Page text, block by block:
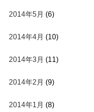
2014年5月 (6)
2014年4月 (10)
2014年3月 (11)
2014年2月 (9)
2014年1月 (8)